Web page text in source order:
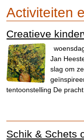
Activiteiten
Creatieve
Jan
slag om
tentoonstelling De
Schik & Schets